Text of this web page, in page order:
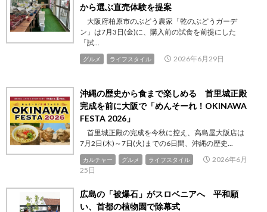
から選ぶ直売体験を提案
大阪府柏原市のぶどう農家「乾のぶどうガーデ
ン」は7月3日(金)に、購入前の試食を前提にした
「試...
グルメ ライフスタイル 2026年6月29日
沖縄の歴史から食まで楽しめる 首里城正殿
完成を前に大阪で「めんそーれ！OKINAWA
FESTA 2026」
首里城正殿の完成を今秋に控え、高島屋大阪店は
7月2日(木)～7日(火)までの6日間、沖縄の歴史...
カルチャー グルメ ライフスタイル
2026年6月
25日
広島の「被爆石」がスロベニアへ 平和願
い、首都の植物園で除幕式